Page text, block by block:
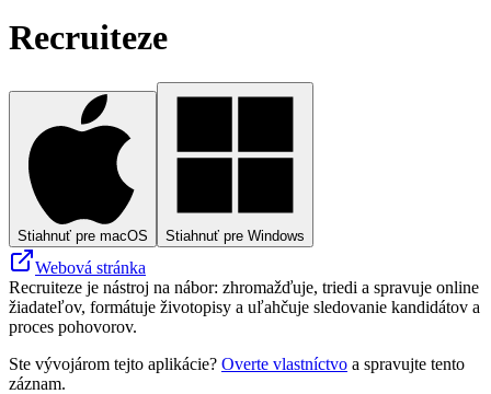
Recruiteze
Stiahnuť pre macOS Stiahnuť pre Windows
Webová stránka
Recruiteze je nástroj na nábor: zhromažďuje, triedi a spravuje online
žiadateľov, formátuje životopisy a uľahčuje sledovanie kandidátov a
proces pohovorov.
Ste vývojárom tejto aplikácie? Overte vlastníctvo a spravujte tento
záznam.